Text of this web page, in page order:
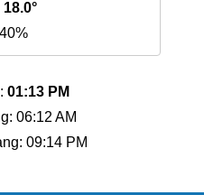
18.0°
01:13 PM
06:12 AM
09:14 PM